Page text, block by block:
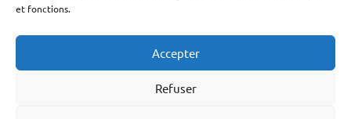
et fonctions.
Accepter
Refuser
Lire la suite
Pagination